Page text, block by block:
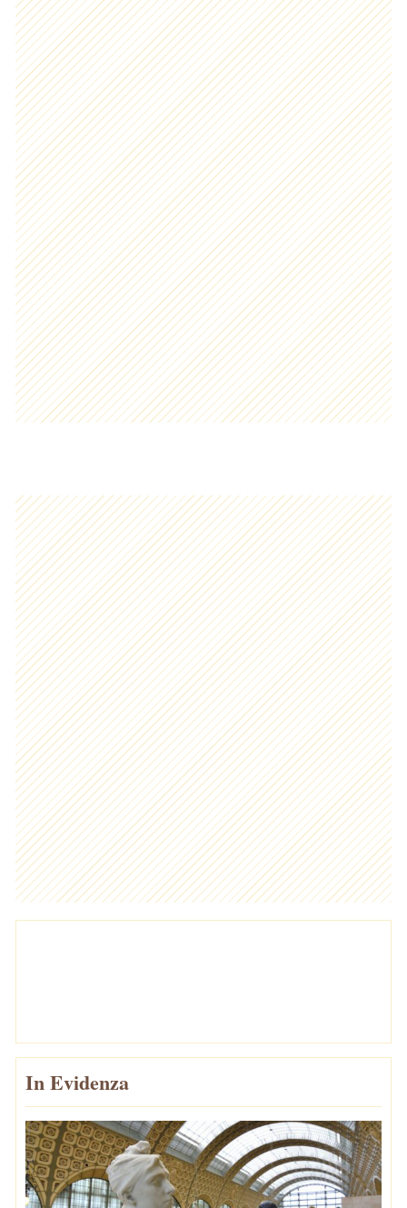
In Evidenza